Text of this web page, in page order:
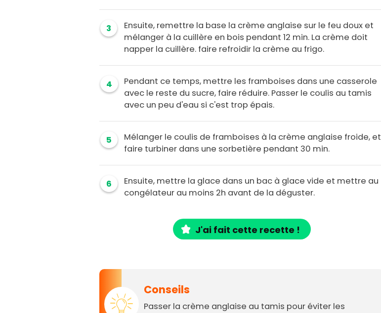
3
Ensuite, remettre la base la crème anglaise sur le feu doux et
mélanger à la cuillère en bois pendant 12 min. La crème doit
napper la cuillère. faire refroidir la crème au frigo.
4
Pendant ce temps, mettre les framboises dans une casserole
avec le reste du sucre, faire réduire. Passer le coulis au tamis
avec un peu d'eau si c'est trop épais.
5
Mélanger le coulis de framboises à la crème anglaise froide, et
faire turbiner dans une sorbetière pendant 30 min.
6
Ensuite, mettre la glace dans un bac à glace vide et mettre au
congélateur au moins 2h avant de la déguster.
J'ai fait cette recette !
Conseils
Passer la crème anglaise au tamis pour éviter les